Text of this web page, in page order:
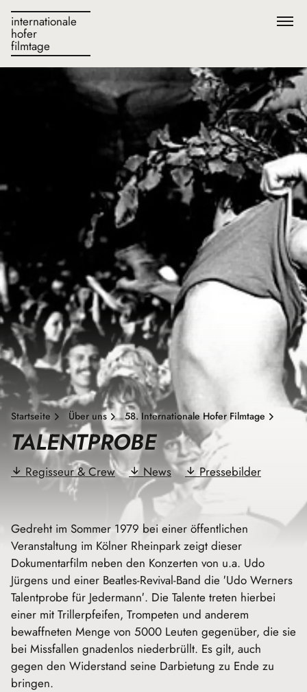
internationale
hofer
filmtage
Startseite Über uns 58. Internationale Hofer Filmtage
TALENTPROBE
Regisseur & Crew News Pressebilder
Gedreht im Sommer 1979 bei einer öffentlichen
Veranstaltung im Kölner Rheinpark zeigt dieser
Dokumentarfilm neben den Konzerten von u.a. Udo
Jürgens und einer Beatles-Revival-Band die ′Udo Werners
Talentprobe für Jedermann′. Die Talente treten hierbei
einer mit Trillerpfeifen, Trompeten und anderem
bewaffneten Menge von 5000 Leuten gegenüber, die sie
bei Missfallen gnadenlos niederbrüllt. Es gilt, auch
gegen den Widerstand seine Darbietung zu Ende zu
bringen.